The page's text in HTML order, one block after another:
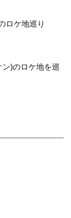
ロケ地巡り
ン)のロケ地を巡